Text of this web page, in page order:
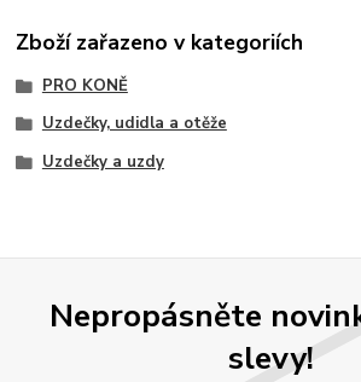
Zboží zařazeno v kategoriích
PRO KONĚ
Uzdečky, udidla a otěže
Uzdečky a uzdy
Nepropásněte
slevy!